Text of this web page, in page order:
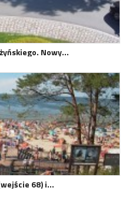
Nowy…
68) i…